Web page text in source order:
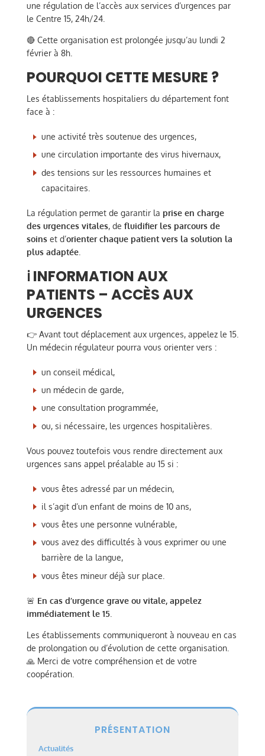
une régulation de l’accès aux services d’urgences par
le Centre 15, 24h/24.
🔴 Cette organisation est prolongée jusqu’au lundi 2
février à 8h.
POURQUOI CETTE MESURE ?
Les établissements hospitaliers du département font
face à :
une activité très soutenue des urgences,
une circulation importante des virus hivernaux,
des tensions sur les ressources humaines et
capacitaires.
La régulation permet de garantir la prise en charge
des urgences vitales, de fluidifier les parcours de
soinset d’orienter chaque patient vers la solution la
plus adaptée.
ℹ️ INFORMATION AUX
PATIENTS – ACCÈS AUX
URGENCES
👉 Avant tout déplacement aux urgences, appelez le 15.
Un médecin régulateur pourra vous orienter vers :
un conseil médical,
un médecin de garde,
une consultation programmée,
ou, si nécessaire, les urgences hospitalières.
Vous pouvez toutefois vous rendre directement aux
urgences sans appel préalable au 15 si :
vous êtes adressé par un médecin,
il s’agit d’un enfant de moins de 10 ans,
vous êtes une personne vulnérable,
vous avez des difficultés à vous exprimer ou une
barrière de la langue,
vous êtes mineur déjà sur place.
🚨 En cas d’urgence grave ou vitale, appelez
immédiatement le 15.
Les établissements communiqueront à nouveau en cas
de prolongation ou d’évolution de cette organisation.
🙏 Merci de votre compréhension et de votre
coopération.
PRÉSENTATION
Actualités